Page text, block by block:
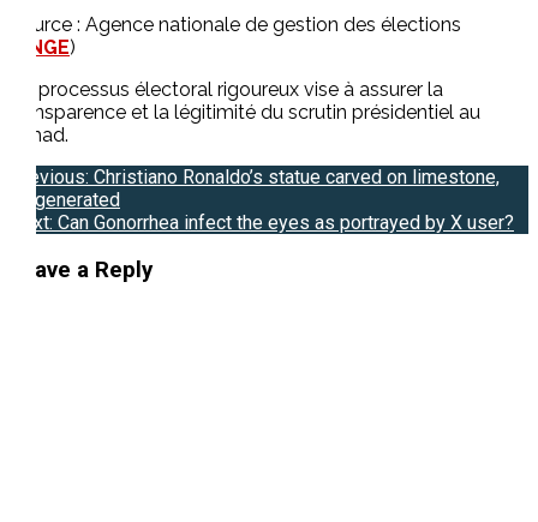
Source : Agence nationale de gestion des élections
ANGE)
Ce processus électoral rigoureux vise à assurer la
transparence et la légitimité du scrutin présidentiel au
Tchad.
Post
navigation
Previous: Christiano Ronaldo’s statue carved on limestone,
AI-generated
Next: Can Gonorrhea infect the eyes as portrayed by X user?
Leave a Reply